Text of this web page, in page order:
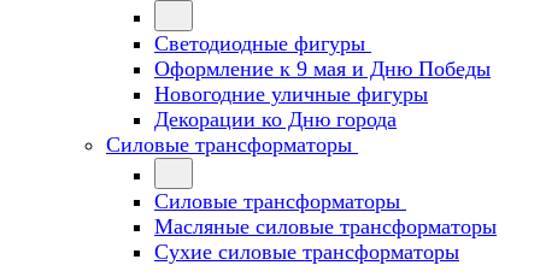
Светодиодные фигуры
Оформление к 9 мая и Дню Победы
Новогодние уличные фигуры
Декорации ко Дню города
Силовые трансформаторы
Силовые трансформаторы
Масляные силовые трансформаторы
Сухие силовые трансформаторы